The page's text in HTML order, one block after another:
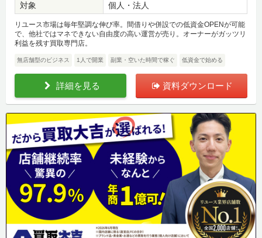
対象 個人・法人
リユース市場は毎年堅調な伸び率。間借りや併設での低資金OPENが可能
で、他社ではマネできない自由度の高い運営が売り。オーナーがガッツリ
利益を残す買取専門店。
無店舗型のビジネス 1人で開業 副業・空いた時間で稼ぐ 低資金で始める
詳細を見る 資料ダウンロード